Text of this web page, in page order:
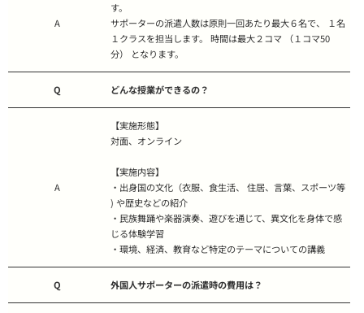
A
す。
サポーターの派遣人数は原則一回あたり最大６名で、 １名
１クラスを担当します。 時間は最大２コマ （１コマ50
分） となります。
Q どんな授業ができるの？
A
【実施形態】
対面、オンライン
【実施内容】
・出身国の文化（衣服、食生活、 住居、言葉、スポーツ等
) や歴史などの紹介
・民族舞踊や楽器演奏、遊びを通じて、異文化を身体で感
じる体験学習
・環境、経済、教育など特定のテーマについての講義
Q 外国人サポーターの派遣時の費用は？